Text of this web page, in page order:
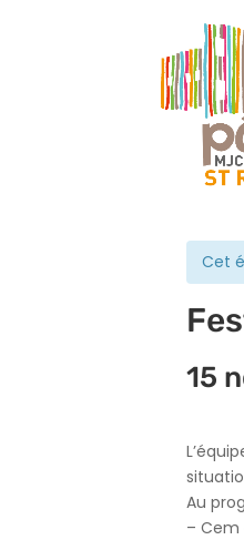
«
Cet
15
Au
– Cem